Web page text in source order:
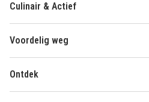
Culinair & Actief
Voordelig weg
Ontdek